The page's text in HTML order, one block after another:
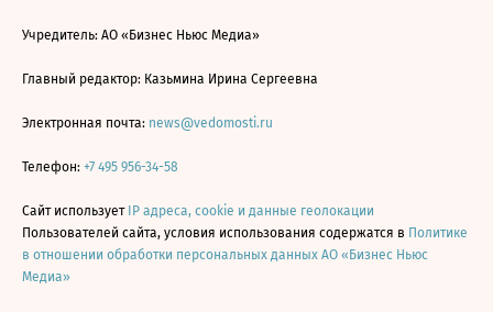
Учредитель: АО «Бизнес Ньюс Медиа»
Главный редактор: Казьмина Ирина Сергеевна
Электронная почта: news@vedomosti.ru
Телефон: +7 495 956-34-58
Сайт использует IP адреса, cookie и данные геолокации
Пользователей сайта, условия использования содержатся в Политике
в отношении обработки персональных данных АО «Бизнес Ньюс
Медиа»